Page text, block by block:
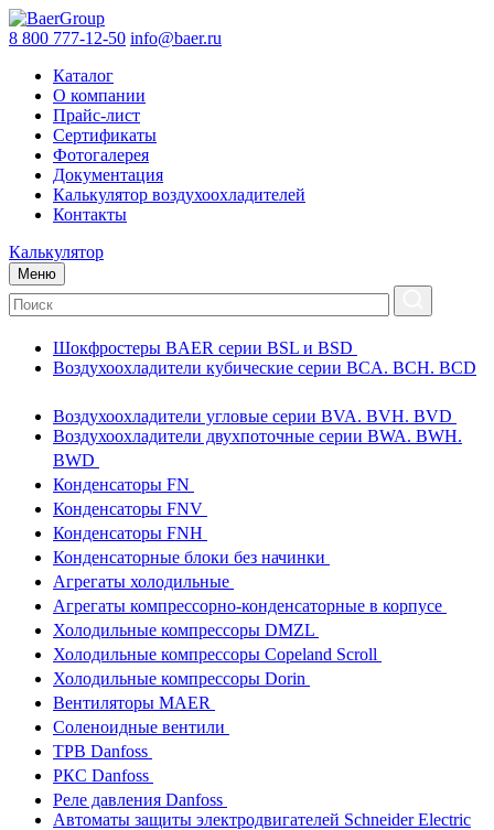
8 800 777-12-50 info@baer.ru
Каталог
О компании
Прайс-лист
Сертификаты
Фотогалерея
Документация
Калькулятор воздухоохладителей
Контакты
Калькулятор
Меню
Шокфростеры BAER серии BSL и BSD
Воздухоохладители кубические серии BCA. BCH. BCD
Воздухоохладители угловые серии BVA. BVH. BVD
Воздухоохладители двухпоточные серии BWA. BWH.
BWD
Конденсаторы FN
Конденсаторы FNV
Конденсаторы FNH
Конденсаторные блоки без начинки
Агрегаты холодильные
Агрегаты компрессорно-конденсаторные в корпусе
Холодильные компрессоры DMZL
Холодильные компрессоры Copeland Scroll
Холодильные компрессоры Dorin
Вентиляторы MAER
Соленоидные вентили
ТРВ Danfoss
РКС Danfoss
Реле давления Danfoss
Автоматы защиты электродвигателей Schneider Electric